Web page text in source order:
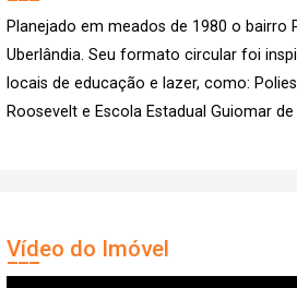
Planejado em meados de 1980 o
Uberlândia. Seu formato circular foi
locais de educação e lazer, como:
Roosevelt e Escola Estadual Guiomar
Vídeo do Imóvel